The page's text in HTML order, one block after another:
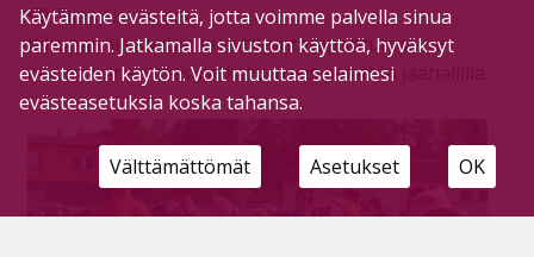
Tilaajille 13.7.2026
Kihupäiville saatiin uusi liikuntatapahtuma, kun
ensimmäinen tossulätkäturnaus pelattiin jäähallilla.
Käytämme evästeitä, jotta voimme palvella sinua
paremmin. Jatkamalla sivuston käyttöä, hyväksyt
evästeiden käytön. Voit muuttaa selaimesi
evästeasetuksia koska tahansa.
Välttämättömät Asetukset OK